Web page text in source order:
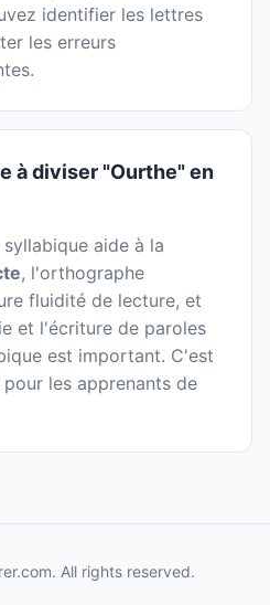
identifier les lettres
les erreurs
à diviser "Ourthe" en
aide à la
, l'orthographe
fluidité de lecture, et
et l'écriture de paroles
est important. C'est
les apprenants de
All rights reserved.